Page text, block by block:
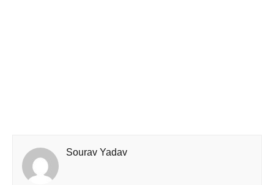
Sourav Yadav